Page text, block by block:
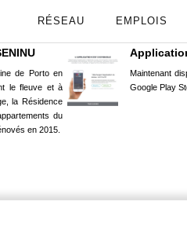
RÉSEAU EMPLOIS
de Porto en
le fleuve et à
la Résidence
du
en 2015.
Maintenant
Google Play